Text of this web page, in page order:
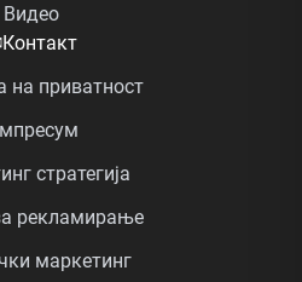
Видео
Контакт
на приватност
стратегија
рекламирање
маркетинг